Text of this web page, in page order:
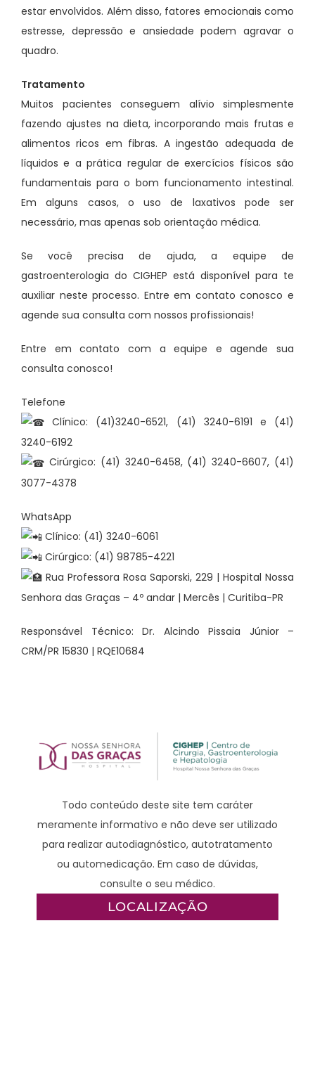
estar envolvidos. Além disso, fatores emocionais como
estresse, depressão e ansiedade podem agravar o
quadro.
Tratamento
Muitos pacientes conseguem alívio simplesmente
fazendo ajustes na dieta, incorporando mais frutas e
alimentos ricos em fibras. A ingestão adequada de
líquidos e a prática regular de exercícios físicos são
fundamentais para o bom funcionamento intestinal.
Em alguns casos, o uso de laxativos pode ser
necessário, mas apenas sob orientação médica.
Se você precisa de ajuda, a equipe de
gastroenterologia do CIGHEP está disponível para te
auxiliar neste processo. Entre em contato conosco e
agende sua consulta com nossos profissionais!
Entre em contato com a equipe e agende sua
consulta conosco!
Telefone
Clínico: (41)3240-6521, (41) 3240-6191 e (41)
3240-6192
Cirúrgico: (41) 3240-6458, (41) 3240-6607, (41)
3077-4378
WhatsApp
Clínico: (41) 3240-6061
Cirúrgico: (41) 98785-4221
Rua Professora Rosa Saporski, 229 | Hospital Nossa
Senhora das Graças – 4º andar | Mercês | Curitiba-PR
Responsável Técnico: Dr. Alcindo Pissaia Júnior –
CRM/PR 15830 | RQE10684
Todo conteúdo deste site tem caráter
meramente informativo e não deve ser utilizado
para realizar autodiagnóstico, autotratamento
ou automedicação. Em caso de dúvidas,
consulte o seu médico.
LOCALIZAÇÃO